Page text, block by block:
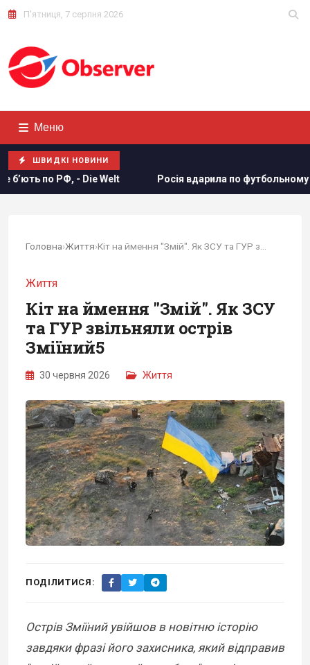
П'ятниця, 7 серпня 2026
Меню
ШВИДКІ НОВИНИ
по футбольному стадіону "Чорноморець" в Одесі
Головна›Життя›
Життя
Кіт на ймення "Змій". Як ЗСУ
та ГУР звільняли острів
Зміїний5
30 червня 2026 Життя
ПОДІЛИТИСЯ:
Острів Зміїний увійшов в новітню історію
завдяки фразі його захисника, який відправив